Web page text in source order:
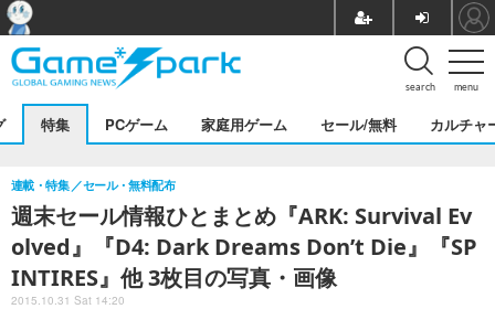
menu
search
特集 PCゲーム 家庭用ゲーム セール/無料 カルチャ
週末セール情報ひとまとめ『ARK: Survival Ev
olved』『D4: Dark Dreams Don’t Die』『SP
INTIRES』他 3枚目の写真・画像
連載・特集 セール・無料配布
2015.10.31 Sat 14:20